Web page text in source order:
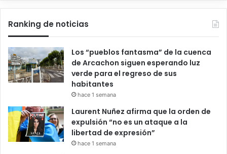
Ranking de noticias
Los “pueblos fantasma” de la cuenca
de Arcachon siguen esperando luz
verde para el regreso de sus
habitantes
hace 1 semana
Laurent Nuñez afirma que la orden de
expulsión “no es un ataque a la
libertad de expresión”
hace 1 semana